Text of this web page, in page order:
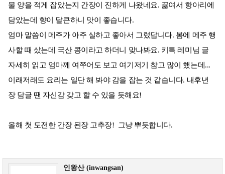
물 양을 적게 잡았는지 간장이 진하게 나왔네요. 끓여서 항아리에
담았는데 향이 달큰하니 맛이 좋습니다.
엄마 말씀이 메주가 아주 실하고 좋아서 그렀답니다. 봄에 메주 행
사할 때 샀는데 국산 콩이라고 하더니 맞나봐요. 키톡 레미님 글
자세히 읽고 엄마께 여쭈어도 보고 여기저기 참고 많이 했는데...
이래저래도 요리는 일단 해 봐야 감을 잡는 것 같습니다. 내후년
장 담글 땐 자신감 갖고 할 수 있을 듯해요!
올해 첫 도전한 간장 된장 고추장! 그냥 뿌듯합니다.
인왕산 (inwangsan)